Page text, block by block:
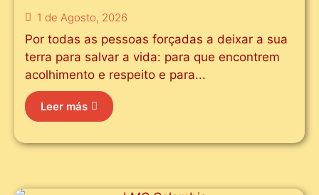
1 de Agosto, 2026
Por todas as pessoas forçadas a deixar a sua
terra para salvar a vida: para que encontrem
acolhimento e respeito e para...
Leer más